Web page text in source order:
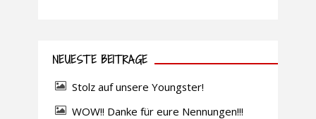
NEUESTE BEITRÄGE
Stolz auf unsere Youngster!
WOW!! Danke für eure Nennungen!!!